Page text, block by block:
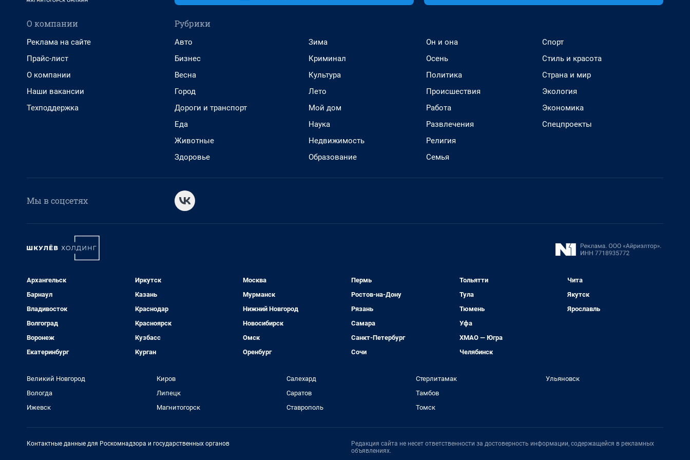
О компании
Реклама на сайте
Прайс-лист
О компании
Наши вакансии
Техподдержка
Рубрики
Авто
Бизнес
Весна
Город
Дороги и транспорт
Еда
Животные
Здоровье
Зима
Криминал
Культура
Лето
Мой дом
Наука
Недвижимость
Образование
Он и она
Осень
Политика
Происшествия
Работа
Развлечения
Религия
Семья
Спорт
Стиль и красота
Страна и мир
Экология
Экономика
Спецпроекты
Мы в соцсетях
Архангельск
Барнаул
Владивосток
Волгоград
Воронеж
Екатеринбург
Иркутск
Казань
Краснодар
Красноярск
Кузбасс
Курган
Москва
Мурманск
Нижний Новгород
Новосибирск
Омск
Оренбург
Пермь
Ростов-на-Дону
Рязань
Самара
Санкт-Петербург
Сочи
Тольятти
Тула
Тюмень
Уфа
ХМАО — Югра
Челябинск
Чита
Якутск
Ярославль
Великий Новгород
Вологда
Ижевск
Киров
Липецк
Магнитогорск
Салехард
Саратов
Ставрополь
Стерлитамак
Тамбов
Томск
Ульяновск
Контактные данные для Роскомнадзора и государственных органов
Редакция сайта не несет ответственности за достоверность информации, содержащейся в рекламных
объявлениях.